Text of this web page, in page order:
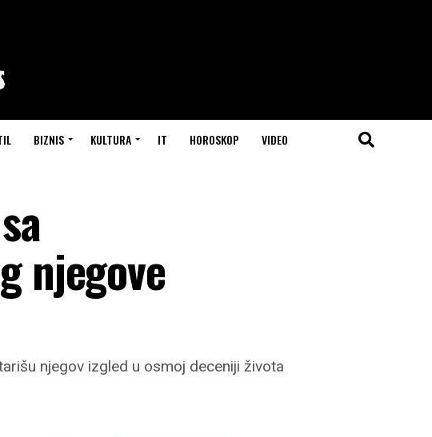
BIZNIS KULTURA IT HOROSKOP VIDEO
njegove
njegov izgled u osmoj deceniji života